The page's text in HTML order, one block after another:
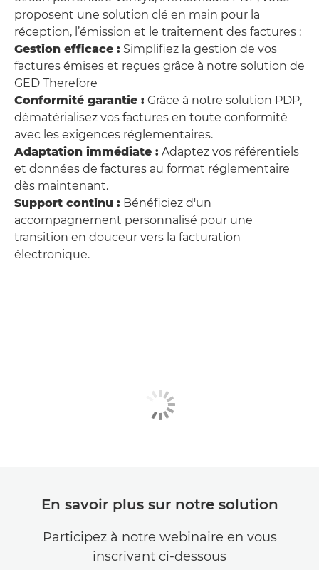
proposent une solution clé en main pour la
réception, l’émission et le traitement des factures :
Gestion efficace : Simplifiez la gestion de vos
factures émises et reçues grâce à notre solution de
GED Therefore
Conformité garantie : Grâce à notre solution PDP,
dématérialisez vos factures en toute conformité
avec les exigences réglementaires.
Adaptation immédiate : Adaptez vos référentiels
et données de factures au format réglementaire
dès maintenant.
Support continu : Bénéficiez d'un
accompagnement personnalisé pour une
transition en douceur vers la facturation
électronique.
En savoir plus sur notre solution
Participez à notre webinaire en vous
inscrivant ci-dessous